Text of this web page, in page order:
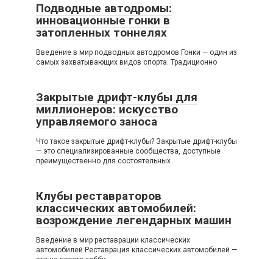
Подводные автодромы:
инновационные гонки в
затопленных тоннелях
Введение в мир подводных автодромов Гонки — один из
самых захватывающих видов спорта. Традиционно
Закрытые дрифт-клубы для
миллионеров: искусство
управляемого заноса
Что такое закрытые дрифт-клубы? Закрытые дрифт-клубы
— это специализированные сообщества, доступные
преимущественно для состоятельных
Клубы реставраторов
классических автомобилей:
возрождение легендарных машин
Введение в мир реставрации классических
автомобилей Реставрация классических автомобилей —